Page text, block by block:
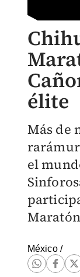
élite
Más de
el
México/